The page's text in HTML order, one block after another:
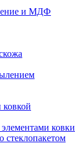
и МДФ
ковкой
ковки
стеклопакетом